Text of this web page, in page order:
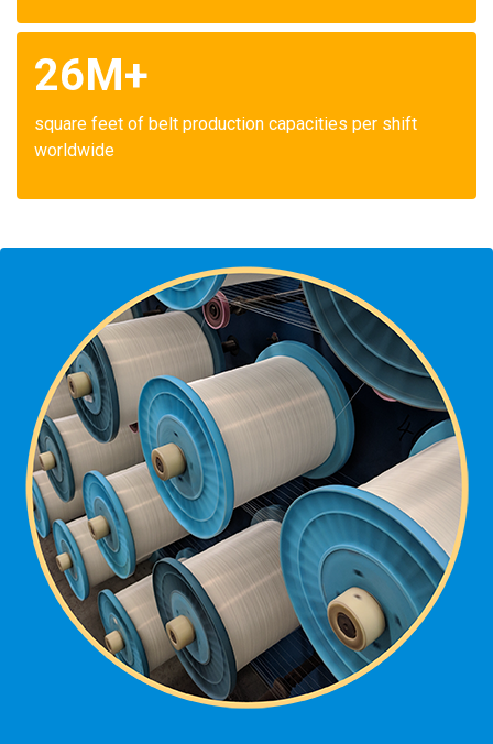
26M+
square feet of belt production capacities per shift
worldwide